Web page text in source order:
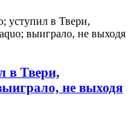
в Твери,
не выходя